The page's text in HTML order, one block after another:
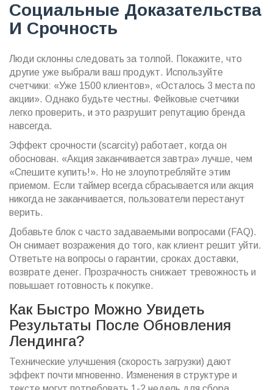
Социальные Доказательства
И Срочность
Люди склонны следовать за толпой. Покажите, что
другие уже выбрали ваш продукт. Используйте
счетчики: «Уже 1500 клиентов», «Осталось 3 места по
акции». Однако будьте честны. Фейковые счетчики
легко проверить, и это разрушит репутацию бренда
навсегда.
Эффект срочности (scarcity) работает, когда он
обоснован. «Акция заканчивается завтра» лучше, чем
«Спешите купить!». Но не злоупотребляйте этим
приемом. Если таймер всегда сбрасывается или акция
никогда не заканчивается, пользователи перестанут
верить.
Добавьте блок с часто задаваемыми вопросами (FAQ).
Он снимает возражения до того, как клиент решит уйти.
Ответьте на вопросы о гарантии, сроках доставки,
возврате денег. Прозрачность снижает тревожность и
повышает готовность к покупке.
Как Быстро Можно Увидеть
Результаты После Обновления
Лендинга?
Технические улучшения (скорость загрузки) дают
эффект почти мгновенно. Изменения в структуре и